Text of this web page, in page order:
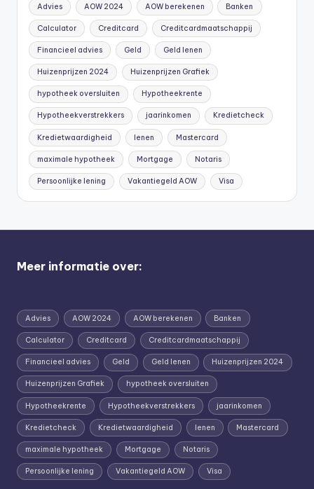
Advies AOW 2024 AOW berekenen Banken
Calculator Creditcard Creditcardmaatschappij
Financieel advies Geld Geld lenen
Huizenprijzen 2024 Huizenprijzen Grafiek
hypotheek oversluiten Hypotheekrente
Hypotheekverstrekkers jaarinkomen Kredietcheck
Kredietwaardigheid lenen Mastercard
maximale hypotheek Mortgage Notaris
Persoonlijke lening Vakantiegeld AOW Visa
Meer informatie over:
Advies AOW 2024 AOW berekenen Banken
Calculator Creditcard Creditcardmaatschappij
Financieel advies Geld Geld lenen Huizenprijzen 2024
Huizenprijzen Grafiek hypotheek oversluiten
Hypotheekrente Hypotheekverstrekkers jaarinkomen
Kredietcheck Kredietwaardigheid lenen Mastercard
maximale hypotheek Mortgage Notaris
Persoonlijke lening Vakantiegeld AOW Visa